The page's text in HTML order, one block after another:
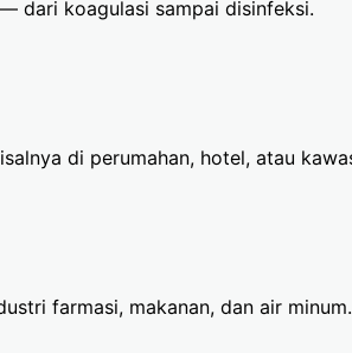
dari koagulasi sampai disinfeksi.
di perumahan, hotel, atau
farmasi, makanan, dan air minum.